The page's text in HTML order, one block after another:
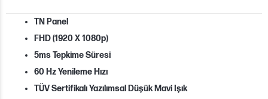
TN Panel
FHD (1920 X 1080p)
5ms Tepkime Süresi
60 Hz Yenileme Hızı
TÜV Sertifikalı Yazılımsal Düşük Mavi Işık